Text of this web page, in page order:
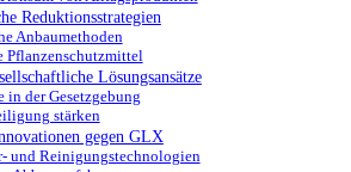
Reduktionsstrategien
Anbaumethoden
Pflanzenschutzmittel
Lösungsansätze
in der Gesetzgebung
stärken
gegen GLX
und Reinigungstechnologien